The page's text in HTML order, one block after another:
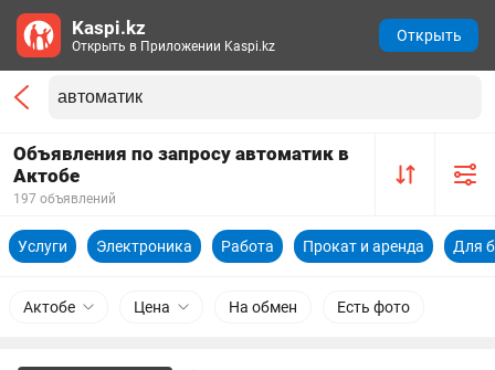
Объявления по запросу автоматик в
Актобе
197 объявлений
Услуги Электроника Работа Прокат и аренда Для
Актобе Цена На обмен Есть фото
Kaspi.kz
Открыть в Приложении Kaspi.kz
Открыть